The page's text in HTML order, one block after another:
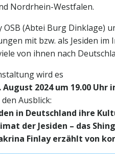
Nordrhein-Westfalen.
OSB (Abtei Burg Dinklage)
mit bzw. als Jesiden
von ihnen nach
wird es
August 2024 um 19.00 Uhr
Ausblick:
in Deutschland ihre
der Jesiden – das
Finlay erzählt von